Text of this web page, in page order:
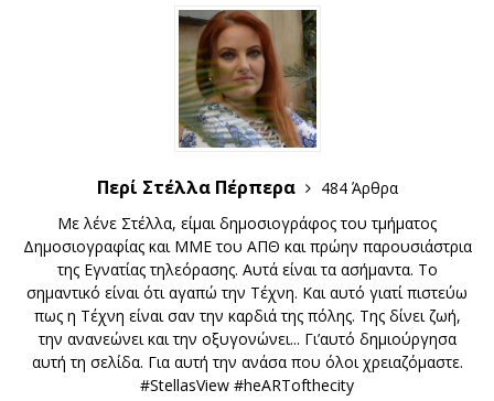
Περί Στέλλα Πέρπερα
484 Άρθρα
Με λένε Στέλλα, είμαι δημοσιογράφος του τμήματος
Δημοσιογραφίας και ΜΜΕ του ΑΠΘ και πρώην παρουσιάστρια
της Εγνατίας τηλεόρασης. Αυτά είναι τα ασήμαντα. Το
σημαντικό είναι ότι αγαπώ την Τέχνη. Και αυτό γιατί πιστεύω
πως η Τέχνη είναι σαν την καρδιά της πόλης. Της δίνει ζωή,
την ανανεώνει και την οξυγονώνει... Γι’αυτό δημιούργησα
αυτή τη σελίδα. Για αυτή την ανάσα που όλοι χρειαζόμαστε.
#StellasView #heARTofthecity